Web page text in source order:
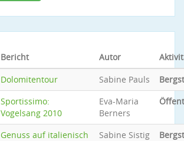
Bericht Autor
Dolomitentour Sabine Pauls
Sportissimo:
Vogelsang 2010
Eva-Maria
Berners
Genuss auf italienisch Sabine Sistig